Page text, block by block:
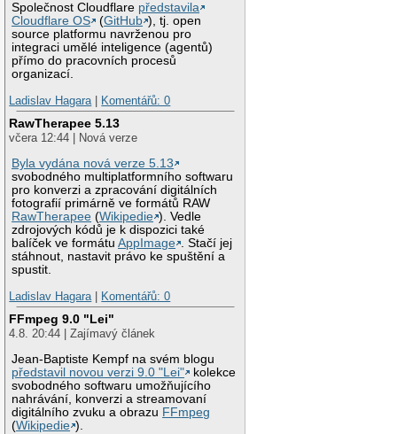
Společnost Cloudflare představila
Cloudflare OS
(GitHub ), tj. open
source platformu navrženou pro
integraci umělé inteligence (agentů)
přímo do pracovních procesů
organizací.
Ladislav Hagara
Komentářů: 0
RawTherapee 5.13
včera 12:44 | Nová verze
Byla vydána nová verze 5.13
svobodného multiplatformního softwaru
pro konverzi a zpracování digitálních
fotografií primárně ve formátů RAW
RawTherapee (Wikipedie ). Vedle
zdrojových kódů je k dispozici také
balíček ve formátuAppImage . Stačí jej
stáhnout, nastavit právo ke spuštění a
spustit.
Ladislav Hagara
Komentářů: 0
FFmpeg 9.0 "Lei"
4.8. 20:44 | Zajímavý článek
Jean-Baptiste Kempf na svém blogu
představil novou verzi 9.0 "Lei"
kolekce
svobodného softwaru umožňujícího
nahrávání, konverzi a streamovaní
digitálního zvuku a obrazu FFmpeg
(Wikipedie ).